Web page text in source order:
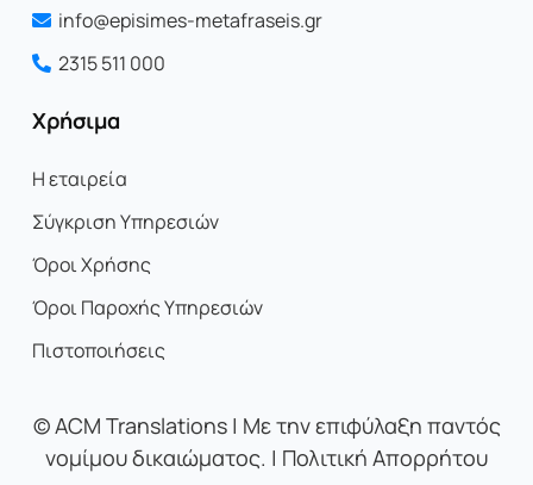
info@episimes-metafraseis.gr
2315 511 000
Χρήσιμα
Η εταιρεία
Σύγκριση Υπηρεσιών
Όροι Χρήσης
Όροι Παροχής Υπηρεσιών
Πιστοποιήσεις
©ACM Translations | Με την επιφύλαξη παντός
νομίμου δικαιώματος. | Πολιτική Απορρήτου